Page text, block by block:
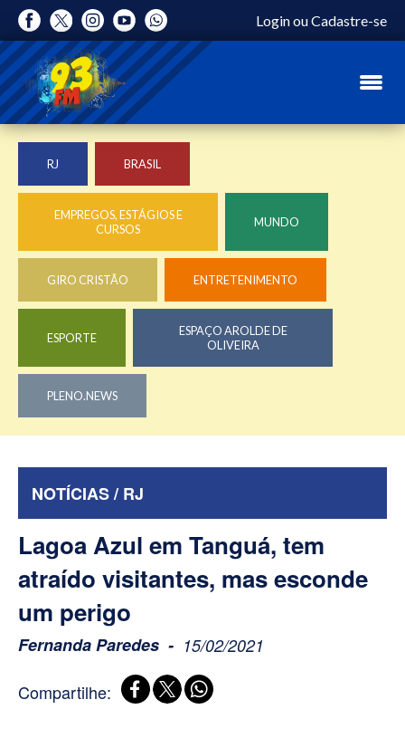
LoginouCadastre-se
RJ BRASIL
EMPREGOS, ESTÁGIOS E
CURSOS
MUNDO
GIRO CRISTÃO ENTRETENIMENTO
ESPORTE
ESPAÇO AROLDE DE
OLIVEIRA
PLENO.NEWS
NOTÍCIAS / RJ
Lagoa Azul em Tanguá, tem
atraído visitantes, mas esconde
um perigo
Fernanda Paredes 15/02/2021
Compartilhe: